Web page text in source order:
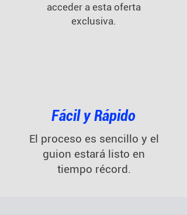
acceder a esta oferta
exclusiva.
Fácil y Rápido
El proceso es sencillo y el
guion estará listo en
tiempo récord.